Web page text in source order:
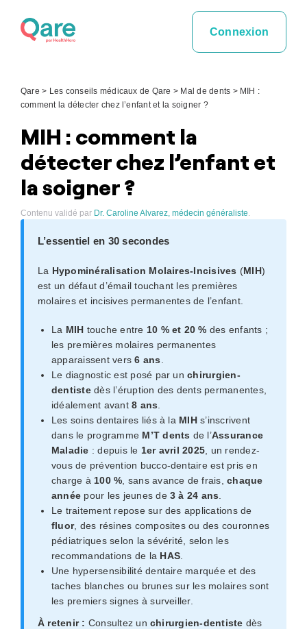
Connexion
Qare > Les conseils médicaux de Qare > Mal de dents > MIH :
comment la détecter chez l’enfant et la soigner ?
MIH : comment la
détecter chez l’enfant et
la soigner ?
Contenu validé par Dr. Caroline Alvarez, médecin généraliste.
L’essentiel en 30 secondes
La Hypominéralisation Molaires-Incisives (MIH)
est un défaut d’émail touchant les premières
molaires et incisives permanentes de l’enfant.
La MIH touche entre 10 % et 20 % des enfants ;
les premières molaires permanentes
apparaissent vers6 ans
Le diagnostic est posé par unchirurgien-
dentistedès l’éruption des dents permanentes,
idéalement avant8 ans
Les soins dentaires liés à la MIHs’inscrivent
dans le programme M’T dents de l’Assurance
Maladie : depuis le 1er avril 2025 , un rendez-
vous de prévention bucco-dentaire est pris en
charge à 100 % , sans avance de frais,chaque
année pour les jeunes de 3 à 24 ans
Le traitement repose sur des applications de
fluor, des résines composites ou des couronnes
pédiatriques selon la sévérité, selon les
recommandations de la HAS
Une hypersensibilité dentaire marquée et des
taches blanches ou brunes sur les molaires sont
les premiers signes à surveiller.
À retenir : Consultez un chirurgien-dentiste dès